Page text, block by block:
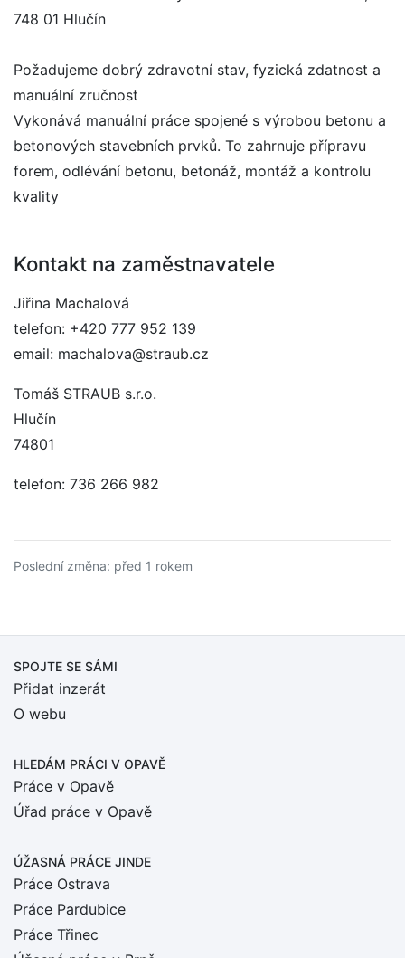
748 01 Hlučín
Požadujeme dobrý zdravotní stav, fyzická zdatnost a
manuální zručnost
Vykonává manuální práce spojené s výrobou betonu a
betonových stavebních prvků. To zahrnuje přípravu
forem, odlévání betonu, betonáž, montáž a kontrolu
kvality
Kontakt na zaměstnavatele
Jiřina Machalová
telefon: +420 777 952 139
email: machalova@straub.cz
Tomáš STRAUB s.r.o.
Hlučín
74801
telefon: 736 266 982
Poslední změna: před 1 rokem
SPOJTE SE SÁMI
Přidat inzerát
O webu
HLEDÁM PRÁCI V OPAVĚ
Práce v Opavě
Úřad práce v Opavě
ÚŽASNÁ PRÁCE JINDE
Práce Ostrava
Práce Pardubice
Práce Třinec